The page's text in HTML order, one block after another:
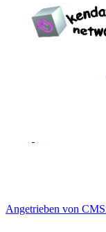
Angetrieben von